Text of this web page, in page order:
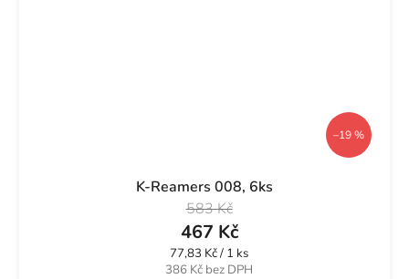
–19 %
K-Reamers 008, 6ks
386 Kč bez DPH
467 Kč
583 Kč
Měrná
cena:
77,83 Kč / 1 ks